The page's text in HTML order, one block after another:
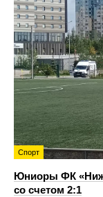
Спорт
Юниоры ФК
со счетом 2:1